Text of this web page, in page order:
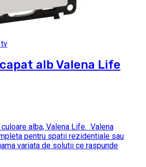
alb Valena Life
alba, Valena Life. Valena
pentru spatii rezidentiale sau
variata de solutii ce raspunde